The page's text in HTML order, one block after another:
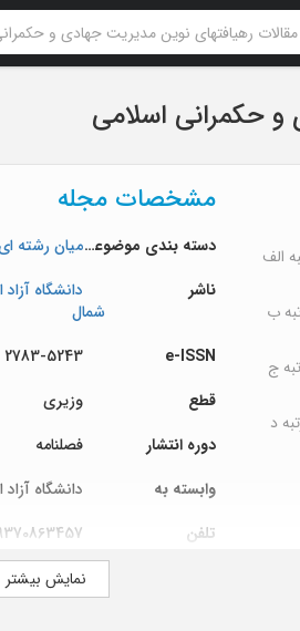
حکمرانی اسلامی
د
ج
ب
الف
مشخصات مجله
دسته بندی موضوعیمیان رشته
ناشر
دانشگاه
شمال
e-ISSN
2783-5243
قطع
وزیری
دوره انتشار
فصلنامه
وابسته به
دانشگاه
تلفن
journal
/jmig
نمایش بیشتر